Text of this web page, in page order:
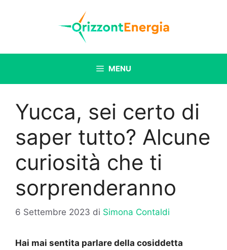
MENU
Yucca, sei certo di
saper tutto? Alcune
curiosità che ti
sorprenderanno
6 Settembre 2023 di Simona Contaldi
Hai mai sentita parlare della cosiddetta